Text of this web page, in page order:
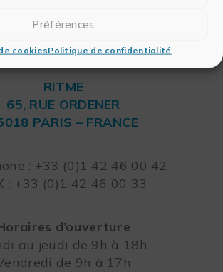
Préférences
cookiesPolitique de confidentialité
RITME
65, RUE ORDENER
PARIS – FRANCE
: +33 (0)1 42 46 00 42
: +33 (0)1 42 46 00 33
d’ouverture
au jeudi de 9h à 18h
de 9h à 17h